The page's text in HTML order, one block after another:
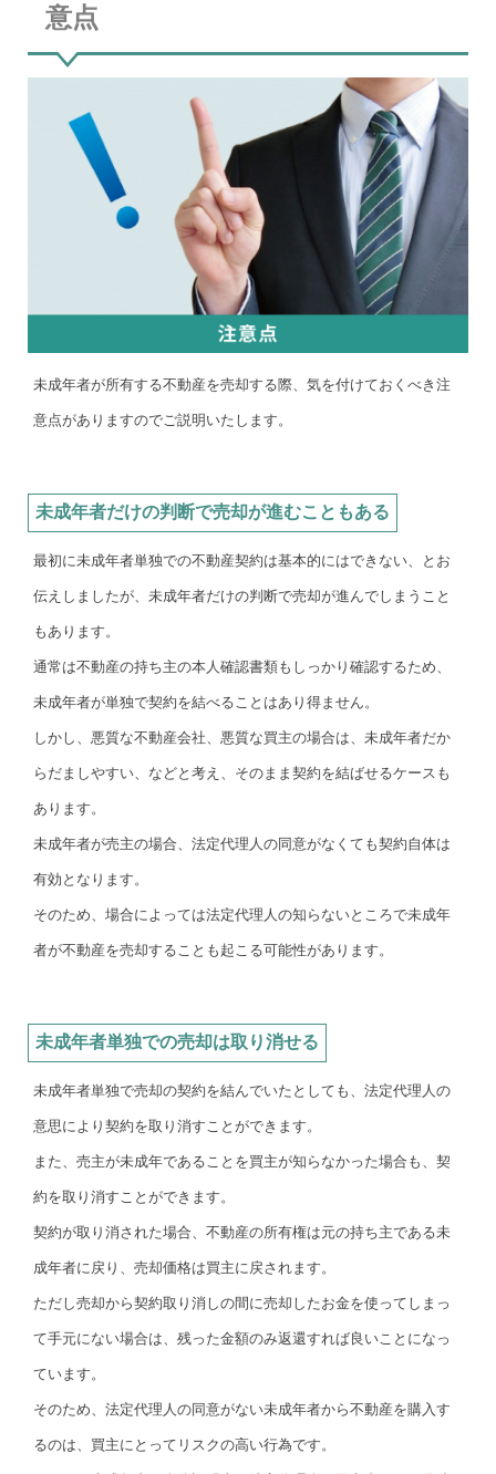
意点
未成年者が所有する不動産を売却する際、気を付けておくべき注
意点がありますのでご説明いたします。
未成年者だけの判断で売却が進むこともある
最初に未成年者単独での不動産契約は基本的にはできない、とお
伝えしましたが、未成年者だけの判断で売却が進んでしまうこと
もあります。
通常は不動産の持ち主の本人確認書類もしっかり確認するため、
未成年者が単独で契約を結べることはあり得ません。
しかし、悪質な不動産会社、悪質な買主の場合は、未成年者だか
らだましやすい、などと考え、そのまま契約を結ばせるケースも
あります。
未成年者が売主の場合、法定代理人の同意がなくても契約自体は
有効となります。
そのため、場合によっては法定代理人の知らないところで未成年
者が不動産を売却することも起こる可能性があります。
未成年者単独での売却は取り消せる
未成年者単独で売却の契約を結んでいたとしても、法定代理人の
意思により契約を取り消すことができます。
また、売主が未成年であることを買主が知らなかった場合も、契
約を取り消すことができます。
契約が取り消された場合、不動産の所有権は元の持ち主である未
成年者に戻り、売却価格は買主に戻されます。
ただし売却から契約取り消しの間に売却したお金を使ってしまっ
て手元にない場合は、残った金額のみ返還すれば良いことになっ
ています。
そのため、法定代理人の同意がない未成年者から不動産を購入す
るのは、買主にとってリスクの高い行為です。